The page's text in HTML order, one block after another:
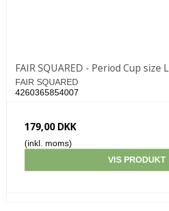
FAIR SQUARED - Period Cup size L
FAIR SQUARED
4260365854007
179,00 DKK
(inkl. moms)
VIS PRODUKT